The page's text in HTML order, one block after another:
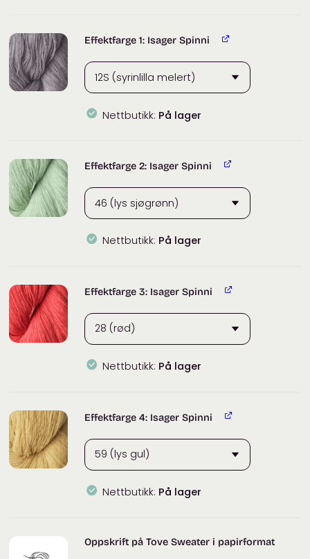
antall
Effektfarge 1: Isager Spinni
Nettbutikk: På lager
Effektfarge 2: Isager Spinni
Nettbutikk: På lager
Effektfarge 3: Isager Spinni
Nettbutikk: På lager
Effektfarge 4: Isager Spinni
Nettbutikk: På lager
Oppskrift på Tove Sweater i papirformat